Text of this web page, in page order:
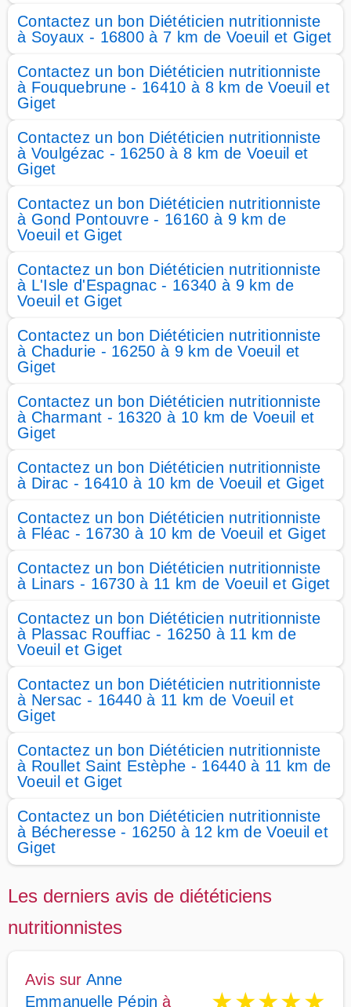
Contactez un bon Diététicien nutritionniste
à Soyaux - 16800 à 7 km de Voeuil et Giget
Contactez un bon Diététicien nutritionniste
à Fouquebrune - 16410 à 8 km de Voeuil et
Giget
Contactez un bon Diététicien nutritionniste
à Voulgézac - 16250 à 8 km de Voeuil et
Giget
Contactez un bon Diététicien nutritionniste
à Gond Pontouvre - 16160 à 9 km de
Voeuil et Giget
Contactez un bon Diététicien nutritionniste
à L'Isle d'Espagnac - 16340 à 9 km de
Voeuil et Giget
Contactez un bon Diététicien nutritionniste
à Chadurie - 16250 à 9 km de Voeuil et
Giget
Contactez un bon Diététicien nutritionniste
à Charmant - 16320 à 10 km de Voeuil et
Giget
Contactez un bon Diététicien nutritionniste
à Dirac - 16410 à 10 km de Voeuil et Giget
Contactez un bon Diététicien nutritionniste
à Fléac - 16730 à 10 km de Voeuil et Giget
Contactez un bon Diététicien nutritionniste
à Linars - 16730 à 11 km de Voeuil et Giget
Contactez un bon Diététicien nutritionniste
à Plassac Rouffiac - 16250 à 11 km de
Voeuil et Giget
Contactez un bon Diététicien nutritionniste
à Nersac - 16440 à 11 km de Voeuil et
Giget
Contactez un bon Diététicien nutritionniste
à Roullet Saint Estèphe - 16440 à 11 km de
Voeuil et Giget
Contactez un bon Diététicien nutritionniste
à Bécheresse - 16250 à 12 km de Voeuil et
Giget
Les derniers avis de diététiciens
nutritionnistes
Avis sur Anne
Emmanuelle Pépin à